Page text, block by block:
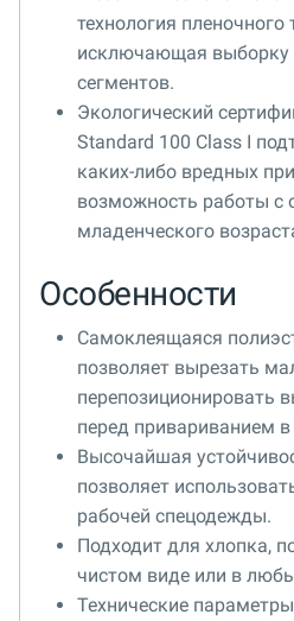
технология пленочного
исключающая выборку
сегментов.
Экологический
Standard 100 Class I
каких-либо вредных
возможность работы с
младенческого
Особенности
Самоклеящаяся
позволяет вырезать
перепозиционировать
перед привариванием в
Высочайшая
позволяет
рабочей спецодежды.
Подходит для хлопка,
чистом виде или в
Технические